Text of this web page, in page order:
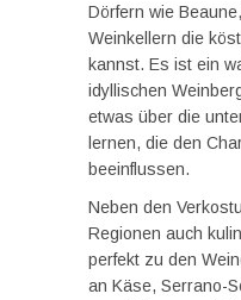
Dörfern wie
Weinkellern die
kannst. Es ist ein
idyllischen
etwas über die
lernen, die den
beeinflussen.
Neben den
Regionen auch
perfekt zu den
an Käse, Serrano-